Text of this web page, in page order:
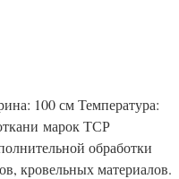
100 см Температура:
марок ТСР
обработки
кровельных материалов.